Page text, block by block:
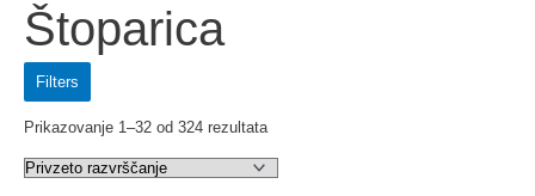
Štoparica
Filters
Prikazovanje 1–32 od 324 rezultata